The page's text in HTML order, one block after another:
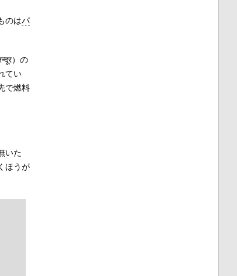
のはパ
）の
てい
で燃料
いた
ほうが